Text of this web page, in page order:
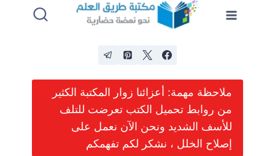
ملاحظة مهمة: أعزائنا زوار المكتبة الكثير
من روابط تحميل الكتب تعرضت للتلف
للأسف الشديد ونحن الآن نعمل على
إصلاح الخلل ، نشكر لكم تفهمكم